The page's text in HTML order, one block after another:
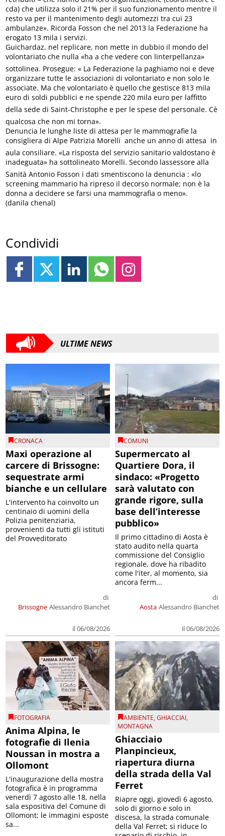
cda) che utilizza solo il 21% per il suo funzionamento mentre il
resto va per il mantenimento degli automezzi tra cui 23
ambulanze». Ricorda Fosson che nel 2013 la Federazione ha
erogato 13 mila i servizi.
Guichardaz, nel replicare, non mette in dubbio il mondo del
volontariato che nulla «ha a che vedere con linterpellanza»
sottolinea. Prosegue: « La Federazione la paghiamo noi e deve
organizzare tutte le associazioni di volontariato e non solo le
associate. Ma che volontariato è quello che gestisce 813 mila
euro di soldi pubblici e ne spende 220 mila euro per laffitto
della sede di Saint-Christophe e per le spese del personale. Cè
qualcosa che non mi torna».
Denuncia le lunghe liste di attesa per le mammografie la
consigliera di Alpe Patrizia Morelli  anche un anno di attesa  in
aula consiliare. «La risposta del servizio sanitario valdostano è
inadeguata» ha sottolineato Morelli. Secondo lassessore alla
Sanità Antonio Fosson i dati smentiscono la denuncia : «lo
screening mammario ha ripreso il decorso normale; non è la
donna a decidere se farsi una mammografia o meno».
(danila chenal)
Condividi
ULTIME NEWS
CRONACA
Maxi operazione al
carcere di Brissogne:
sequestrate armi
bianche e un cellulare
Brissogne
di
Alessandro Bianchet
il 06/08/2026
L'intervento ha coinvolto un
centinaio di uomini della
Polizia penitenziaria,
provenienti da tutti gli istituti
del Provveditorato
COMUNI
Supermercato al
Quartiere Dora, il
sindaco: «Progetto
sarà valutato con
grande rigore, sulla
base dell’interesse
pubblico»
Aosta
di
Alessandro Bianchet
il 06/08/2026
Il primo cittadino di Aosta è
stato audito nella quarta
commissione del Consiglio
regionale, dove ha ribadito
come l'iter, al momento, sia
ancora ferm...
FOTOGRAFIA
Anima Alpina, le
fotografie di Ilenia
Noussan in mostra a
Ollomont
L'inaugurazione della mostra
fotografica è in programma
venerdì 7 agosto alle 18, nella
sala espositiva del Comune di
Ollomont; le immagini esposte
sa...
AMBIENTE,GHIACCIAI,
MONTAGNA
Ghiacciaio
Planpincieux,
riapertura diurna
della strada della Val
Ferret
Riapre oggi, giovedì 6 agosto,
solo di giorno e solo in
discesa, la strada comunale
della Val Ferret; si riduce lo